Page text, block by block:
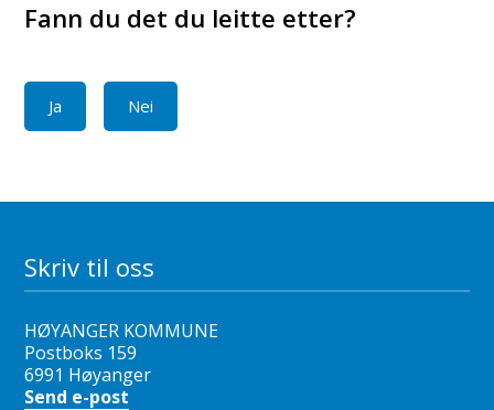
Fann du det du leitte etter?
Ja Nei
Skriv til oss
HØYANGER KOMMUNE
Postboks 159
6991 Høyanger
Send e-post